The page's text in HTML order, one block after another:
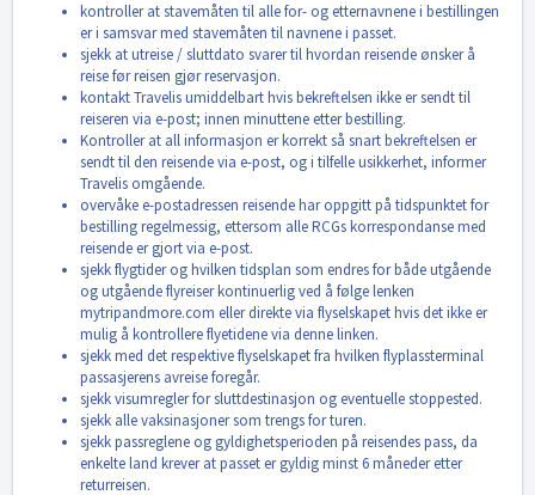
kontroller at stavemåten til alle for- og etternavnene i bestillingen
er i samsvar med stavemåten til navnene i passet.
sjekk at utreise / sluttdato svarer til hvordan reisende ønsker å
reise før reisen gjør reservasjon.
kontakt Travelis umiddelbart hvis bekreftelsen ikke er sendt til
reiseren via e-post; innen minuttene etter bestilling.
Kontroller at all informasjon er korrekt så snart bekreftelsen er
sendt til den reisende via e-post, og i tilfelle usikkerhet, informer
Travelis omgående.
overvåke e-postadressen reisende har oppgitt på tidspunktet for
bestilling regelmessig, ettersom alle RCGs korrespondanse med
reisende er gjort via e-post.
sjekk flygtider og hvilken tidsplan som endres for både utgående
og utgående flyreiser kontinuerlig ved å følge lenken
mytripandmore.com eller direkte via flyselskapet hvis det ikke er
mulig å kontrollere flyetidene via denne linken.
sjekk med det respektive flyselskapet fra hvilken flyplassterminal
passasjerens avreise foregår.
sjekk visumregler for sluttdestinasjon og eventuelle stoppested.
sjekk alle vaksinasjoner som trengs for turen.
sjekk passreglene og gyldighetsperioden på reisendes pass, da
enkelte land krever at passet er gyldig minst 6 måneder etter
returreisen.